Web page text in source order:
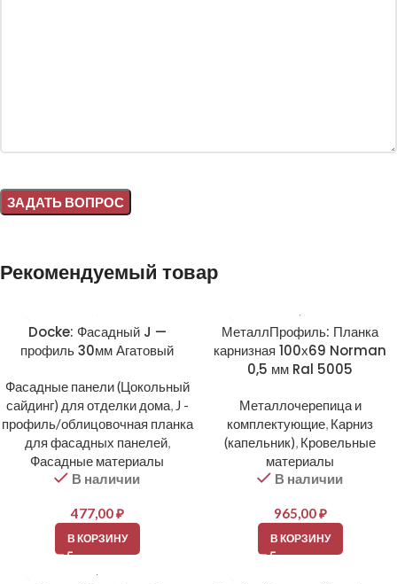
Рекомендуемый товар
Docke: Фасадный J —
профиль 30мм Агатовый
Фасадные панели (Цокольный
сайдинг) для отделки дома, J -
профиль/облицовочная планка
для фасадных панелей,
Фасадные материалы
В наличии
477,00₽
В КОРЗИНУ
МеталлПрофиль: Планка
карнизная 100х69 Norman
0,5 мм Ral 5005
Металлочерепица и
комплектующие, Карниз
(капельник), Кровельные
материалы
В наличии
965,00₽
В КОРЗИНУ